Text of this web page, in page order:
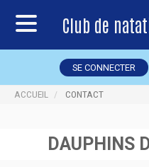
Club de
SE CONNECTER
ACCUEIL CONTACT
DAUPHINS